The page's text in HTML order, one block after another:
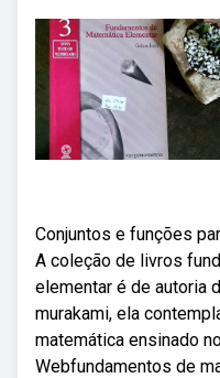
Conjuntos e funções
A coleção de livros
elementar é de autoria
murakami, ela
matemática ensinado
Webfundamentos de